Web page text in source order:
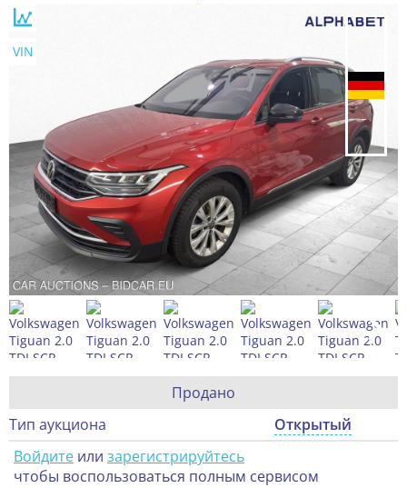
VIN
Продано
Тип аукциона
Открытый
Войдите или зарегистрируйтесь
чтобы воспользоваться полным сервисом